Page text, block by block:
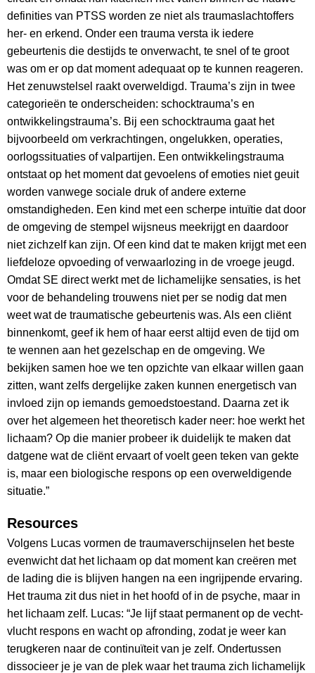
definities van PTSS worden ze niet als traumaslachtoffers
her- en erkend. Onder een trauma versta ik iedere
gebeurtenis die destijds te onverwacht, te snel of te groot
was om er op dat moment adequaat op te kunnen reageren.
Het zenuwstelsel raakt overweldigd. Trauma’s zijn in twee
categorieën te onderscheiden: schocktrauma’s en
ontwikkelingstrauma’s. Bij een schocktrauma gaat het
bijvoorbeeld om verkrachtingen, ongelukken, operaties,
oorlogssituaties of valpartijen. Een ontwikkelingstrauma
ontstaat op het moment dat gevoelens of emoties niet geuit
worden vanwege sociale druk of andere externe
omstandigheden. Een kind met een scherpe intuïtie dat door
de omgeving de stempel wijsneus meekrijgt en daardoor
niet zichzelf kan zijn. Of een kind dat te maken krijgt met een
liefdeloze opvoeding of verwaarlozing in de vroege jeugd.
Omdat SE direct werkt met de lichamelijke sensaties, is het
voor de behandeling trouwens niet per se nodig dat men
weet wat de traumatische gebeurtenis was. Als een cliënt
binnenkomt, geef ik hem of haar eerst altijd even de tijd om
te wennen aan het gezelschap en de omgeving. We
bekijken samen hoe we ten opzichte van elkaar willen gaan
zitten, want zelfs dergelijke zaken kunnen energetisch van
invloed zijn op iemands gemoedstoestand. Daarna zet ik
over het algemeen het theoretisch kader neer: hoe werkt het
lichaam? Op die manier probeer ik duidelijk te maken dat
datgene wat de cliënt ervaart of voelt geen teken van gekte
is, maar een biologische respons op een overweldigende
situatie.”
Resources
Volgens Lucas vormen de traumaverschijnselen het beste
evenwicht dat het lichaam op dat moment kan creëren met
de lading die is blijven hangen na een ingrijpende ervaring.
Het trauma zit dus niet in het hoofd of in de psyche, maar in
het lichaam zelf. Lucas: “Je lijf staat permanent op de vecht-
vlucht respons en wacht op afronding, zodat je weer kan
terugkeren naar de continuïteit van je zelf. Ondertussen
dissocieer je je van de plek waar het trauma zich lichamelijk